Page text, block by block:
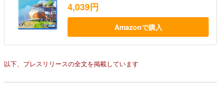
4,039円
Amazonで購入
以下、プレスリリースの全文を掲載しています